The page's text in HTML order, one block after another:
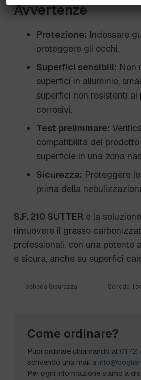
Avvertenze
Protezione: Indossare
proteggere gli occhi.
Superfici sensibili: Non
superfici in alluminio,
superfici non resistenti ai
corrosivi.
Test preliminare:
compatibilità del
superficie in una zona
Sicurezza: Proteggere
prima della
S.F. 210 SUTTER è la
rimuovere il grasso
professionali, con una potente
e sicura, anche su superfici
Scheda Sicurezza Scheda
Come ordinare?
Puoi ordinare chiamando al 0172
scrivendo una mail a
Per ogni informazione siamo a